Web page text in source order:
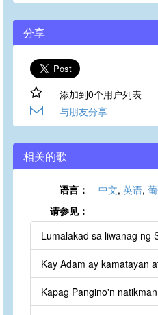
分享
添加到0个用户列表
与朋友分享
相关的歌
语言： 中文, 英语,
请参见：
Lumalakad sa liwanag ng
Kay Adam ay kamatayan
Kapag Pangino'n natikman